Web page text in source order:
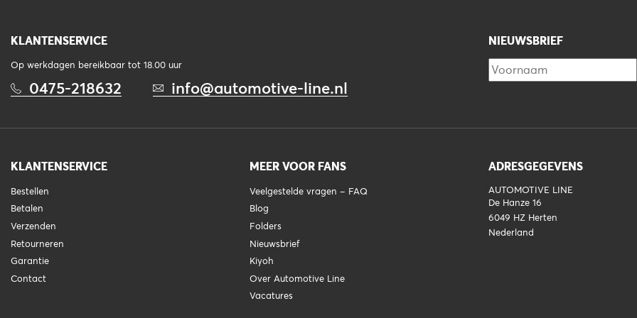
KLANTENSERVICE
Op werkdagen bereikbaar tot 18.00 uur
0475-218632 info@automotive-line.nl
NIEUWSBRIEF
KLANTENSERVICE
Bestellen
Betalen
Verzenden
Retourneren
Garantie
Contact
MEER VOOR FANS
Veelgestelde vragen – FAQ
Blog
Folders
Nieuwsbrief
Kiyoh
Over Automotive Line
Vacatures
ADRESGEGEVENS
AUTOMOTIVE LINE
De Hanze 16
6049 HZ Herten
Nederland